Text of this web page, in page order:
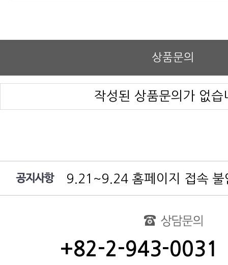
상품문의
작성된 상품문의가 없습
9.21~9.24 홈페이지 접속 불
여름 휴가 배송 지연 안내
대림엔터프라이즈 공지
동해물과 백두산이 마르고
동해물과 백두산이 마르고
동해물과 백두산이 마르고
+82-2-943-0031